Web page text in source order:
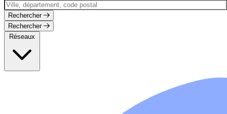
Rechercher
Rechercher
Réseaux